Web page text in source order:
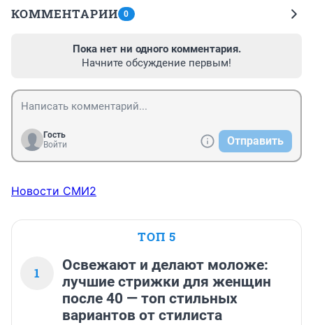
КОММЕНТАРИИ 0
Пока нет ни одного комментария.
Начните обсуждение первым!
Гость
Войти
Отправить
Новости СМИ2
ТОП 5
1
Освежают и делают моложе:
лучшие стрижки для женщин
после 40 — топ стильных
вариантов от стилиста